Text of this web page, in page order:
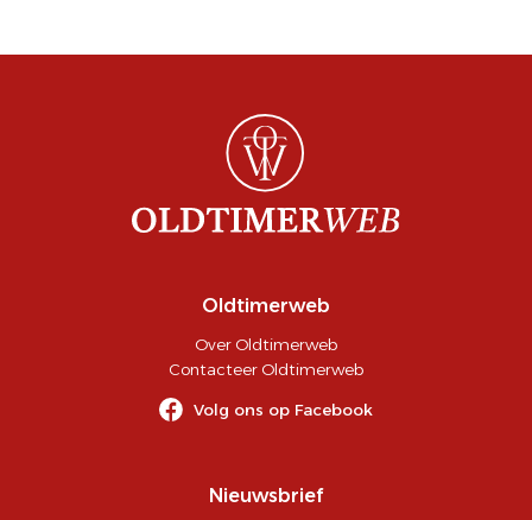
Oldtimerweb
Over Oldtimerweb
Contacteer Oldtimerweb
Volg ons op Facebook
Nieuwsbrief